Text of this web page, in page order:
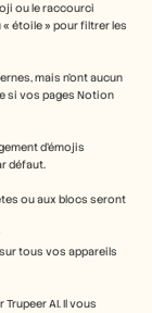
ou le raccourci
étoile » pour filtrer les
mais n’ont aucun
si vos pages Notion
d’émojis
défaut.
ou aux blocs seront
tous vos appareils
AI. Il vous